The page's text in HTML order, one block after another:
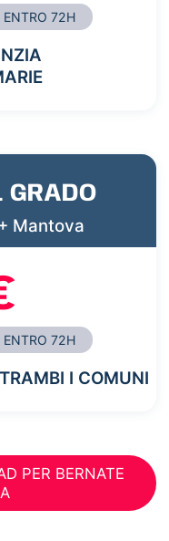
ENTRO 72H
Mantova
ENTRO 72H
I COMUNI
PER BERNATE